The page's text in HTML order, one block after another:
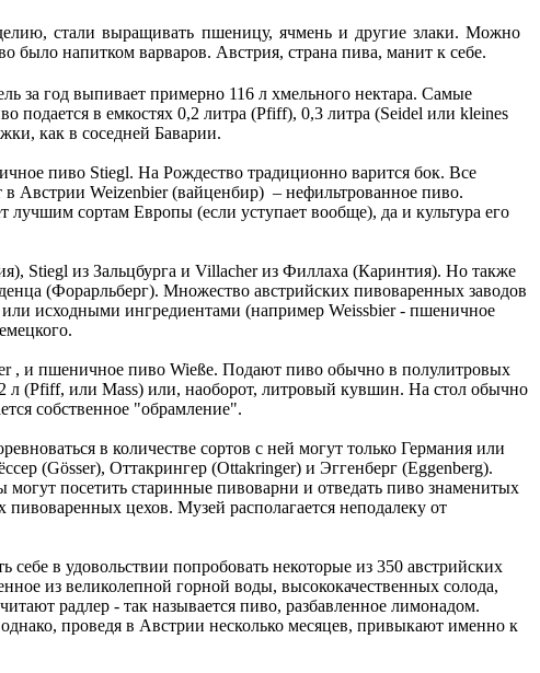
стали выращивать пшеницу, ячмень и другие злаки. Можно
было напитком варваров. Австрия, страна пива, манит к себе.
за год выпивает примерно 116 л хмельного нектара. Самые
подается в емкостях 0,2 литра (Pfiff), 0,3 литра (Seidel или kleines
как в соседней Баварии.
пиво Stiegl. На Рождество традиционно варится бок. Все
в Австрии Weizenbier (вайценбир) – нефильтрованное пиво.
лучшим сортам Европы (если уступает вообще), да и культура его
Stiegl из Зальцбурга и Villacher из Филлаха (Каринтия). Но также
(Форарльберг). Множество австрийских пивоваренных заводов
исходными ингредиентами (например Weissbier - пшеничное
, и пшеничное пиво Wieße. Подают пиво обычно в полулитровых
л (Pfiff, или Mass) или, наоборот, литровый кувшин. На стол обычно
собственное "обрамление".
в количестве сортов с ней могут только Германия или
(Gösser), Оттакрингер (Ottakringer) и Эггенберг (Eggenberg).
посетить старинные пивоварни и отведать пиво знаменитых
цехов. Музей располагается неподалеку от
в удовольствии попробовать некоторые из 350 австрийских
из великолепной горной воды, высококачественных солода,
радлер - так называется пиво, разбавленное лимонадом.
проведя в Австрии несколько месяцев, привыкают именно к